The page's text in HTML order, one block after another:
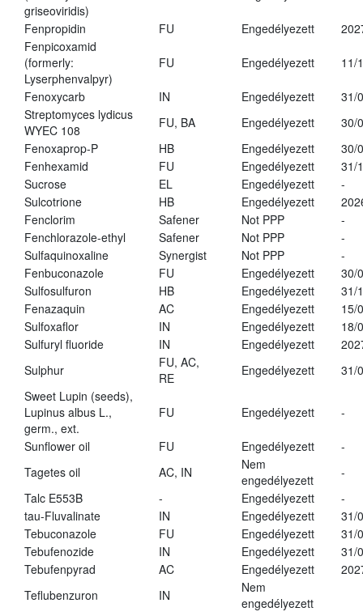
griseoviridis)
Fenpropidin FU Engedélyezett
Fenpicoxamid
(formerly:
Lyserphenvalpyr)
FU Engedélyezett 11/
Fenoxycarb IN Engedélyezett
31/
Streptomyces lydicus
WYEC 108
FU, BA Engedélyezett
30/
Fenoxaprop-P
HB Engedélyezett
30/
Fenhexamid
FU Engedélyezett
31/
Sucrose
EL Engedélyezett
-
Sulcotrione
HB Engedélyezett
Fenclorim
Safener Not PPP
-
Fenchlorazole-ethyl
Safener Not PPP
-
Sulfaquinoxaline
Synergist Not PPP
-
Fenbuconazole
FU Engedélyezett
30/
Sulfosulfuron
HB Engedélyezett
31/
Fenazaquin
AC Engedélyezett
15/
Sulfoxaflor
IN Engedélyezett
18/
Sulfuryl fluoride
IN Engedélyezett
Sulphur
FU, AC,
RE
Engedélyezett
31/
Sweet Lupin (seeds),
Lupinus albus L.,
germ., ext.
FU Engedélyezett -
Sunflower oil FU Engedélyezett
-
Tagetes oil
AC, IN
Nem
engedélyezett
-
Talc E553B
- Engedélyezett
-
tau-Fluvalinate
IN Engedélyezett
31/
Tebuconazole
FU Engedélyezett
31/
Tebufenozide
IN Engedélyezett
31/
Tebufenpyrad
AC Engedélyezett
Teflubenzuron
IN
Nem
engedélyezett